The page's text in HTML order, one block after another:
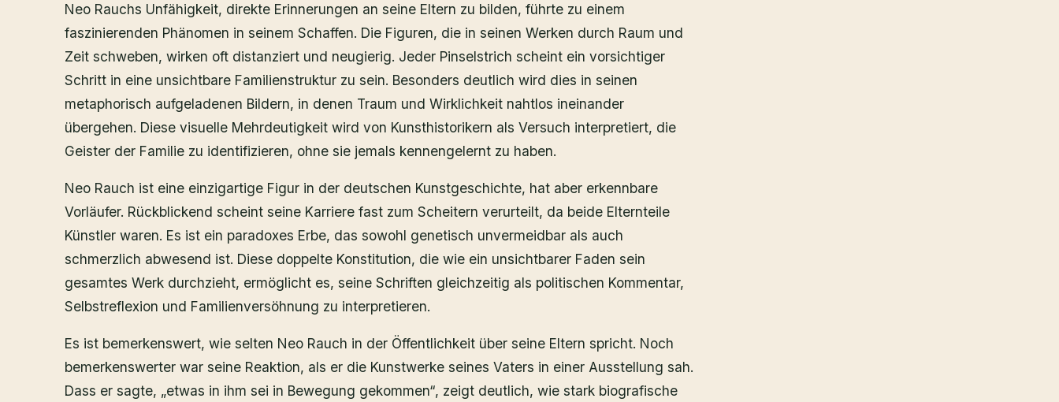
Neo Rauchs Unfähigkeit, direkte Erinnerungen an seine Eltern zu bilden, führte zu einem
faszinierenden Phänomen in seinem Schaffen. Die Figuren, die in seinen Werken durch Raum und
Zeit schweben, wirken oft distanziert und neugierig. Jeder Pinselstrich scheint ein vorsichtiger
Schritt in eine unsichtbare Familienstruktur zu sein. Besonders deutlich wird dies in seinen
metaphorisch aufgeladenen Bildern, in denen Traum und Wirklichkeit nahtlos ineinander
übergehen. Diese visuelle Mehrdeutigkeit wird von Kunsthistorikern als Versuch interpretiert, die
Geister der Familie zu identifizieren, ohne sie jemals kennengelernt zu haben.
Neo Rauch ist eine einzigartige Figur in der deutschen Kunstgeschichte, hat aber erkennbare
Vorläufer. Rückblickend scheint seine Karriere fast zum Scheitern verurteilt, da beide Elternteile
Künstler waren. Es ist ein paradoxes Erbe, das sowohl genetisch unvermeidbar als auch
schmerzlich abwesend ist. Diese doppelte Konstitution, die wie ein unsichtbarer Faden sein
gesamtes Werk durchzieht, ermöglicht es, seine Schriften gleichzeitig als politischen Kommentar,
Selbstreflexion und Familienversöhnung zu interpretieren.
Es ist bemerkenswert, wie selten Neo Rauch in der Öffentlichkeit über seine Eltern spricht. Noch
bemerkenswerter war seine Reaktion, als er die Kunstwerke seines Vaters in einer Ausstellung sah.
Dass er sagte, „etwas in ihm sei in Bewegung gekommen“, zeigt deutlich, wie stark biografische